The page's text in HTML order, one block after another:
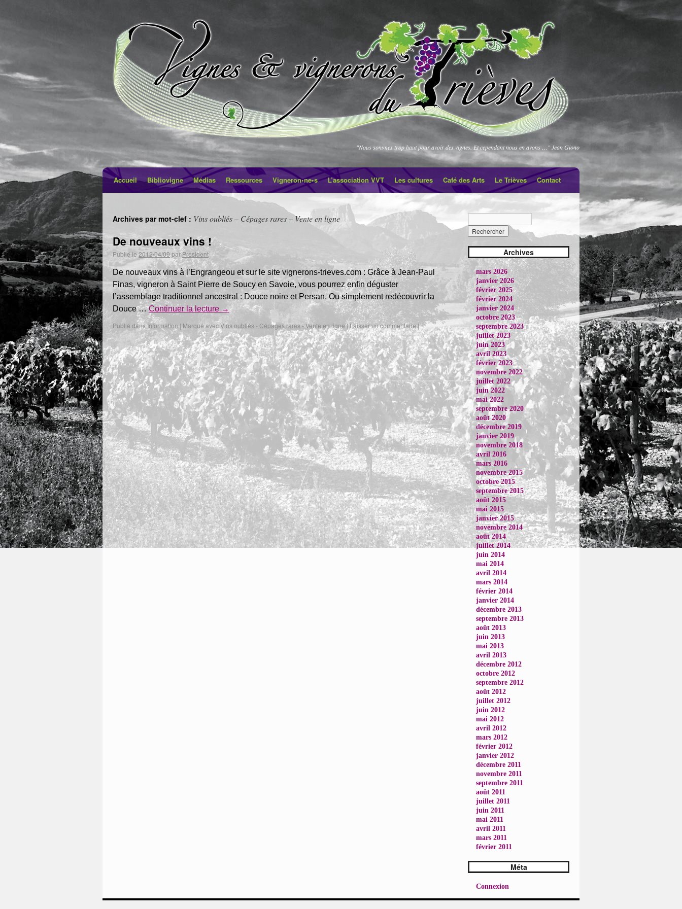
"Nous sommes trop haut pour avoir des vignes. Et cependant nous en avons …" Jean Giono
Accueil Bibliovigne Médias Ressources Vigneron•ne•s L’association VVT Les cultures Café des Arts Le Trièves Contact
Archives par mot-clef : Vins oubliés – Cépages rares – Vente en ligne
De nouveaux vins !
Publié le 2012/04/09parPresident
De nouveaux vins à l’Engrangeou et sur le site vignerons-trieves.com : Grâce à Jean-Paul
Finas, vigneron à Saint Pierre de Soucy en Savoie, vous pourrez enfin déguster
l’assemblage traditionnel ancestral : Douce noire et Persan. Ou simplement redécouvrir la
Douce …Continuer la lecture →
Publié dansInformation | Marqué avecVins oubliés - Cépages rares - Vente en ligne | Laisser un commentaire |
Archives
mars 2026
janvier 2026
février 2025
février 2024
janvier 2024
octobre 2023
septembre 2023
juillet 2023
juin 2023
avril 2023
février 2023
novembre 2022
juillet 2022
juin 2022
mai 2022
septembre 2020
août 2020
décembre 2019
janvier 2019
novembre 2018
avril 2016
mars 2016
novembre 2015
octobre 2015
septembre 2015
août 2015
mai 2015
janvier 2015
novembre 2014
août 2014
juillet 2014
juin 2014
mai 2014
avril 2014
mars 2014
février 2014
janvier 2014
décembre 2013
septembre 2013
août 2013
juin 2013
mai 2013
avril 2013
décembre 2012
octobre 2012
septembre 2012
août 2012
juillet 2012
juin 2012
mai 2012
avril 2012
mars 2012
février 2012
janvier 2012
décembre 2011
novembre 2011
septembre 2011
août 2011
juillet 2011
juin 2011
mai 2011
avril 2011
mars 2011
février 2011
Méta
Connexion